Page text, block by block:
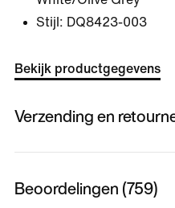
Stijl: DQ8423-003
Bekijk productgegevens
Verzending en
Beoordelingen (759)